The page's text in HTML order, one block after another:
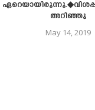
അറിഞ്ഞു
May 14, 2019